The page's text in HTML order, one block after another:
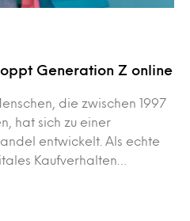
Generation Z online
die zwischen 1997
hat sich zu einer
entwickelt. Als echte
Kaufverhalten…